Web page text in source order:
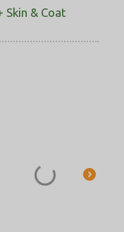
Skin & Coat